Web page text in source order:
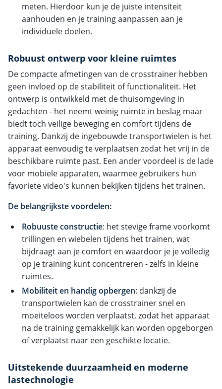
meten. Hierdoor kun je de juiste intensiteit
aanhouden en je training aanpassen aan je
individuele doelen.
Robuust ontwerp voor kleine ruimtes
De compacte afmetingen van de crosstrainer hebben
geen invloed op de stabiliteit of functionaliteit. Het
ontwerp is ontwikkeld met de thuisomgeving in
gedachten - het neemt weinig ruimte in beslag maar
biedt toch veilige beweging en comfort tijdens de
training. Dankzij de ingebouwde transportwielen is het
apparaat eenvoudig te verplaatsen zodat het vrij in de
beschikbare ruimte past. Een ander voordeel is de lade
voor mobiele apparaten, waarmee gebruikers hun
favoriete video's kunnen bekijken tijdens het trainen.
De belangrijkste voordelen:
Robuuste constructie: het stevige frame voorkomt
trillingen en wiebelen tijdens het trainen, wat
bijdraagt aan je comfort en waardoor je je volledig
op je training kunt concentreren - zelfs in kleine
ruimtes.
Mobiliteit en handig opbergen: dankzij de
transportwielen kan de crosstrainer snel en
moeiteloos worden verplaatst, zodat het apparaat
na de training gemakkelijk kan worden opgeborgen
of verplaatst naar een geschikte locatie.
Uitstekende duurzaamheid en moderne
lastechnologie